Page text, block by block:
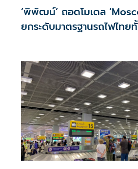
‘พิพัฒน์’ ถอดโมเดล
ยกระดับมาตรฐานรถไฟไทย